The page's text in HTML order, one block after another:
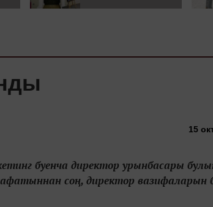
15
буенча директор урынбасары
соң, директор вазифаларын